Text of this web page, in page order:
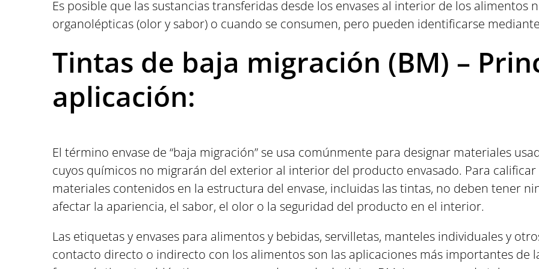
Es posible que las sustancias transferidas desde los envases al interior de los alimentos
organolépticas (olor y sabor) o cuando se consumen, pero pueden identificarse
Tintas de baja migración (BM) –
aplicación:
El término envase de “baja migración” se usa comúnmente para designar materiales
cuyos químicos no migrarán del exterior al interior del producto envasado. Para
materiales contenidos en la estructura del envase, incluidas las tintas, no deben tener
afectar la apariencia, el sabor, el olor o la seguridad del producto en el interior.
Las etiquetas y envases para alimentos y bebidas, servilletas, manteles individuales y
contacto directo o indirecto con los alimentos son las aplicaciones más importantes de